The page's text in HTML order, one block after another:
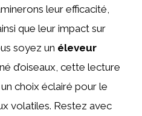
leur efficacité,
que leur impact sur
soyez un éleveur
d’oiseaux, cette lecture
choix éclairé pour le
volatiles. Restez avec